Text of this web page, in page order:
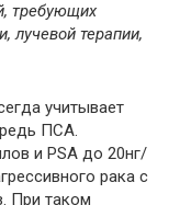
требующих
лучевой терапии,
учитывает
ПСА.
и PSA до 20нг/
рака с
При таком